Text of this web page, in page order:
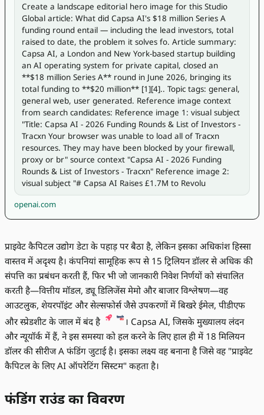
Create a landscape editorial hero image for this Studio
Global article: What did Capsa AI's $18 million Series A
funding round entail — including the lead investors, total
raised to date, the problem it solves fo. Article summary:
Capsa AI, a London and New York-based startup building
an AI operating system for private capital, closed an
**$18 million Series A** round in June 2026, bringing its
total funding to **$20 million** [1][4].. Topic tags: general,
general web, user generated. Reference image context
from search candidates: Reference image 1: visual subject
"Title: Capsa AI - 2026 Funding Rounds & List of Investors -
Tracxn Your browser was unable to load all of Tracxn
resources. They may have been blocked by your firewall,
proxy or br" source context "Capsa AI - 2026 Funding
Rounds & List of Investors - Tracxn" Reference image 2:
visual subject "# Capsa AI Raises £1.7M to Revolu
openai.com
प्राइवेट कैपिटल उद्योग डेटा के पहाड़ पर बैठा है, लेकिन इसका अधिकांश हिस्सा
वास्तव में अदृश्य है। कंपनियां सामूहिक रूप से 15 ट्रिलियन डॉलर से अधिक की
संपत्ति का प्रबंधन करती हैं, फिर भी जो जानकारी निवेश निर्णयों को संचालित
करती है—वित्तीय मॉडल, ड्यू डिलिजेंस मेमो और बाजार विश्लेषण—वह
आउटलुक, शेयरपॉइंट और सेल्सफोर्स जैसे उपकरणों में बिखरे ईमेल, पीडीएफ
और स्प्रेडशीट के जाल में बंद है
। Capsa AI, जिसके मुख्यालय लंदन
और न्यूयॉर्क में हैं, ने इस समस्या को हल करने के लिए हाल ही में 18 मिलियन
डॉलर की सीरीज A फंडिंग जुटाई है। इसका लक्ष्य वह बनाना है जिसे वह "प्राइवेट
कैपिटल के लिए AI ऑपरेटिंग सिस्टम" कहता है।
फंडिंग राउंड का विवरण